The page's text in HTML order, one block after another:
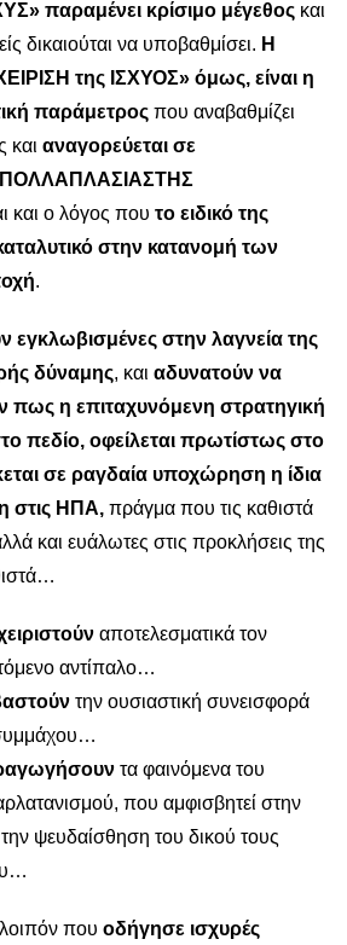
παραμένει κρίσιμο μέγεθος και
δικαιούται να υποβαθμίσει. Η
της ΙΣΧΥΟΣ» όμως, είναι η
παράμετρος που αναβαθμίζει
και αναγορεύεται σε
και ο λόγος που το ειδικό της
στην κατανομή των
.
στην λαγνεία της
δύναμης, και αδυνατούν να
πως η επιταχυνόμενη στρατηγική
πεδίο, οφείλεται πρωτίστως στο
σε ραγδαία υποχώρηση η ίδια
στις ΗΠΑ, πράγμα που τις καθιστά
και ευάλωτες στις προκλήσεις της
αποτελεσματικά τον
αντίπαλο…
την ουσιαστική συνεισφορά
τα φαινόμενα του
που αμφισβητεί στην
ψευδαίσθηση του δικού τους
που οδήγησε ισχυρές